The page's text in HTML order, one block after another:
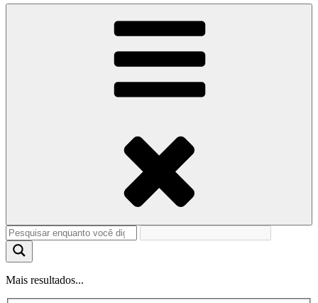
Mais resultados...